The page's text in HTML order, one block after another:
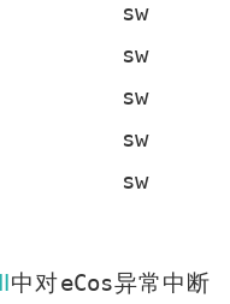
sw
sw
sw
sw
sw
中对eCos异常中断